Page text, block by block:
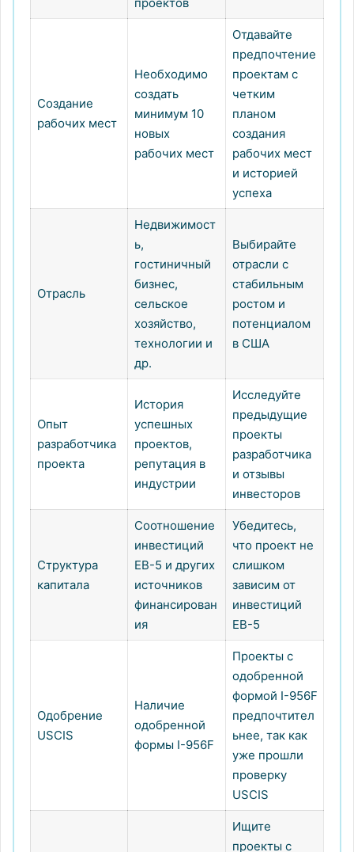
Создание
рабочих мест
Необходимо
создать
минимум 10
новых
рабочих мест
Отдавайте
предпочтение
проектам с
четким
планом
создания
рабочих мест
и историей
успеха
Отрасль
Недвижимост
ь,
гостиничный
бизнес,
сельское
хозяйство,
технологии и
др.
Выбирайте
отрасли с
стабильным
ростом и
потенциалом
в США
Опыт
разработчика
проекта
История
успешных
проектов,
репутация в
индустрии
Исследуйте
предыдущие
проекты
разработчика
и отзывы
инвесторов
Структура
капитала
Соотношение
инвестиций
EB-5 и других
источников
финансирован
ия
Убедитесь,
что проект не
слишком
зависим от
инвестиций
EB-5
Одобрение
USCIS
Наличие
одобренной
формы I-956F
Проекты с
одобренной
формой I-956F
предпочтител
ьнее, так как
уже прошли
проверку
USCIS
Ищите
проекты с